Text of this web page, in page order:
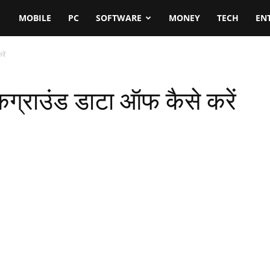
MOBILE PC SOFTWARE MONEY TECH
डाटा ऑफ कैसे करें